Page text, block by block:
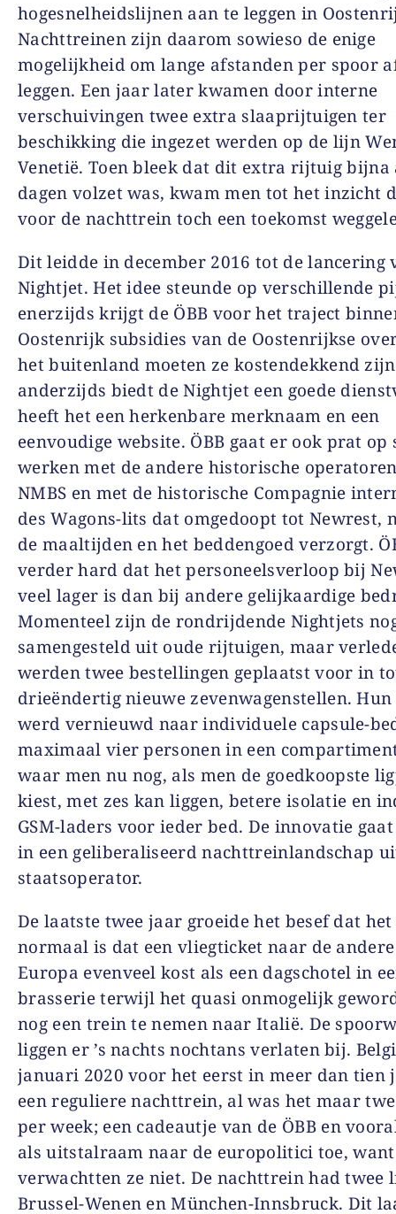
hogesnelheidslijnen aan te leggen in
Nachttreinen zijn daarom sowieso de enige
mogelijkheid om lange afstanden per spoor
leggen. Een jaar later kwamen door interne
verschuivingen twee extra slaaprijtuigen ter
beschikking die ingezet werden op de lijn
Venetië. Toen bleek dat dit extra rijtuig bijna
dagen volzet was, kwam men tot het inzicht
voor de nachttrein toch een toekomst
Dit leidde in december 2016 tot de lancering
Nightjet. Het idee steunde op verschillende
enerzijds krijgt de ÖBB voor het traject
Oostenrijk subsidies van de Oostenrijkse
het buitenland moeten ze kostendekkend
anderzijds biedt de Nightjet een goede
heeft het een herkenbare merknaam en een
eenvoudige website. ÖBB gaat er ook prat op
werken met de andere historische
NMBS en met de historische Compagnie
des Wagons-lits dat omgedoopt tot Newrest,
de maaltijden en het beddengoed verzorgt.
verder hard dat het personeelsverloop bij
veel lager is dan bij andere gelijkaardige
Momenteel zijn de rondrijdende Nightjets
samengesteld uit oude rijtuigen, maar
werden twee bestellingen geplaatst voor in
drieëndertig nieuwe zevenwagenstellen.
werd vernieuwd naar individuele capsule-
maximaal vier personen in een
waar men nu nog, als men de goedkoopste
kiest, met zes kan liggen, betere isolatie en
GSM-laders voor ieder bed. De innovatie
in een geliberaliseerd nachttreinlandschap
staatsoperator.
De laatste twee jaar groeide het besef dat
normaal is dat een vliegticket naar de
Europa evenveel kost als een dagschotel in
brasserie terwijl het quasi onmogelijk
nog een trein te nemen naar Italië. De
liggen er ’s nachts nochtans verlaten bij.
januari 2020 voor het eerst in meer dan tien
een reguliere nachttrein, al was het maar
per week; een cadeautje van de ÖBB en
als uitstalraam naar de europolitici toe,
verwachtten ze niet. De nachttrein had twee
Brussel-Wenen en München-Innsbruck. Dit